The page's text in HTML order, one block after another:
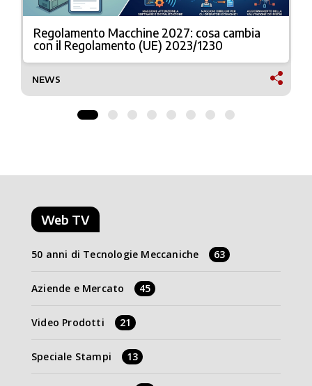
Regolamento Macchine 2027: cosa cambia
con il Regolamento (UE) 2023/1230
NEWS
Web TV
50 anni di Tecnologie Meccaniche 63
Aziende e Mercato 45
Video Prodotti 21
Speciale Stampi 13